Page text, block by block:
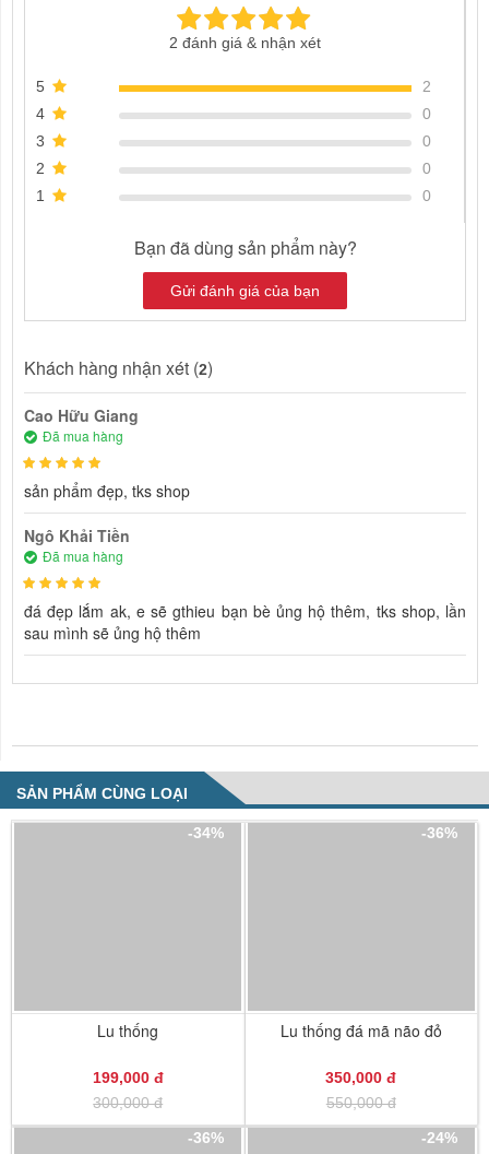
2 đánh giá & nhận xét
5
2
4
0
3
0
2
0
1
0
Bạn đã dùng sản phẩm này?
Gửi đánh giá của bạn
Khách hàng nhận xét (2)
Cao Hữu Giang
Đã mua hàng
sản phẩm đẹp, tks shop
Ngô Khải Tiền
Đã mua hàng
đá đẹp lắm ak, e sẽ gthieu bạn bè ủng hộ thêm, tks shop, lần
sau mình sẽ ủng hộ thêm
SẢN PHẨM CÙNG LOẠI
-34%
Lu thống
199,000 đ
300,000 đ
-36%
Lu thống đá mã não đỏ
350,000 đ
550,000 đ
-36%
-24%